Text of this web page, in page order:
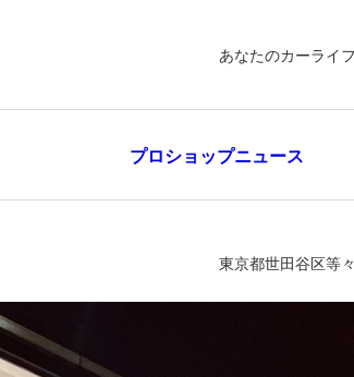
あなたのカーライ
プロショップニュース
東京都世田谷区等